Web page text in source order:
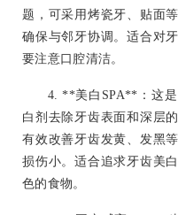
题，可采用烤瓷牙、贴面
确保与邻牙协调。适合对
要注意口腔清洁。
4. **美白SPA**：这
白剂去除牙齿表面和深层
有效改善牙齿发黄、发黑
损伤小。适合追求牙齿美
色的食物。